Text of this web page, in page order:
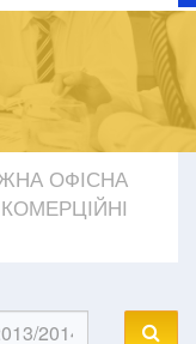
ОФІСНА